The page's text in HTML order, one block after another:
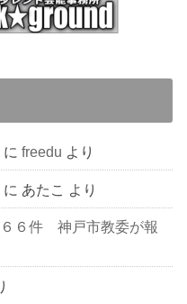
にfreedu より
に あたこ より
６件 神戸市教委が報